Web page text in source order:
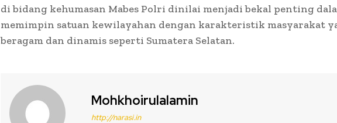
di bidang kehumasan Mabes Polri dinilai menjadi bekal penting
memimpin satuan kewilayahan dengan karakteristik masyarakat
beragam dan dinamis seperti Sumatera Selatan.
Mohkhoirulalamin
http://narasi.in